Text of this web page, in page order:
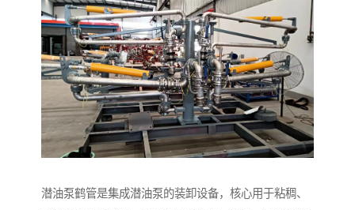
潜油泵鹤管是集成潜油泵的装卸设备，核心用于粘稠、